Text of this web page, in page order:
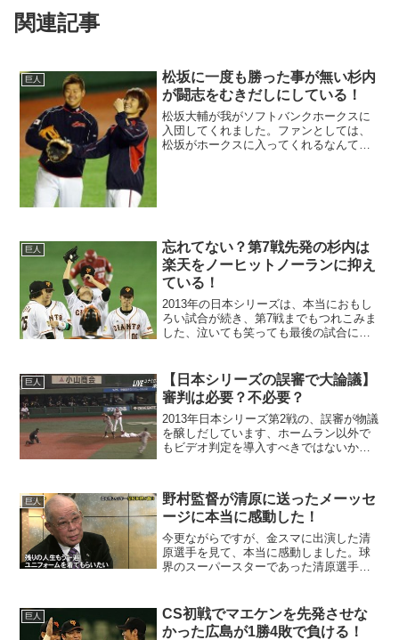
関連記事
巨人
松坂に一度も勝った事が無い杉内
が闘志をむきだしにしている！
松坂大輔が我がソフトバンクホークスに
入団してくれました。ファンとしては、
松坂がホークスに入ってくれるなんて、
巨人
忘れてない？第7戦先発の杉内は
楽天をノーヒットノーランに抑え
ている！
2013年の日本シリーズは、本当におもし
ろい試合が続き、第7戦までもつれこみま
した、泣いても笑っても最後の試合にな
と騒がれていますが、私は「日本シリー
ズ男！杉内俊哉を...
巨人
【日本シリーズの誤審で大論議】
審判は必要？不必要？
2013年日本シリーズ第2戦の、誤審が物議
を醸しだしています、ホームラン以外で
もビデオ判定を導入すべきではないかと
球の醍醐味の一つでしょう！7回裏の楽天
の攻撃で、2アウ...
巨人
野村監督が清原に送ったメーッセ
ージに本当に感動した！
今更ながらですが、金スマに出演した清
原選手を見て、本当に感動しました。球
界のスーパースターであった清原選手
込まれていたのがよくわかりました。清
原選手を悪く言う人はたくさ...
巨人
CS初戦でマエケンを先発させな
かった広島が1勝4敗で負ける！